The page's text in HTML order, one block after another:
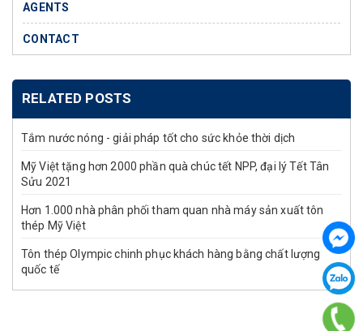
AGENTS
CONTACT
RELATED POSTS
Tắm nước nóng - giải pháp tốt cho sức khỏe thời dịch
Mỹ Việt tặng hơn 2000 phần quà chúc tết NPP, đại lý Tết Tân
Sửu 2021
Hơn 1.000 nhà phân phối tham quan nhà máy sản xuất tôn
thép Mỹ Việt
Tôn thép Olympic chinh phục khách hàng bằng chất lượng
quốc tế